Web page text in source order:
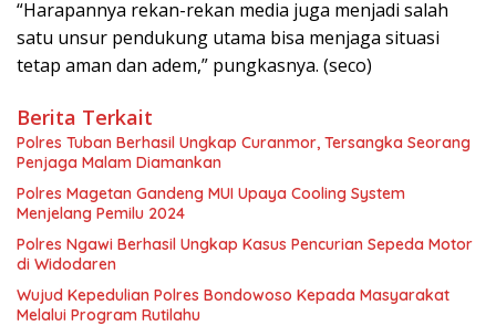
“Harapannya rekan-rekan media juga menjadi salah
satu unsur pendukung utama bisa menjaga situasi
tetap aman dan adem,” pungkasnya. (seco)
Berita Terkait
Polres Tuban Berhasil Ungkap Curanmor, Tersangka Seorang
Penjaga Malam Diamankan
Polres Magetan Gandeng MUI Upaya Cooling System
Menjelang Pemilu 2024
Polres Ngawi Berhasil Ungkap Kasus Pencurian Sepeda Motor
di Widodaren
Wujud Kepedulian Polres Bondowoso Kepada Masyarakat
Melalui Program Rutilahu